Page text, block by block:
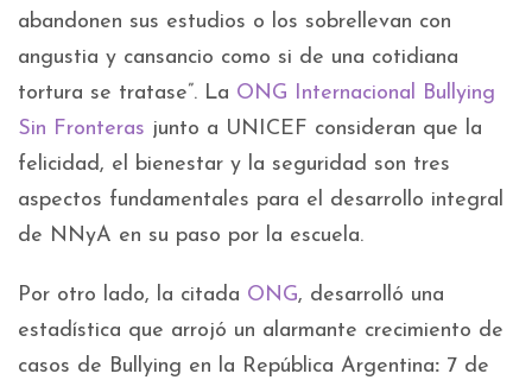
abandonen sus estudios o los sobrellevan con
angustia y cansancio como si de una cotidiana
tortura se tratase”. La ONG Internacional Bullying
Sin Fronteras junto a UNICEF consideran que la
felicidad, el bienestar y la seguridad son tres
aspectos fundamentales para el desarrollo integral
de NNyA en su paso por la escuela.
Por otro lado, la citada ONG, desarrolló una
estadística que arrojó un alarmante crecimiento de
casos de Bullying en la República Argentina: 7 de